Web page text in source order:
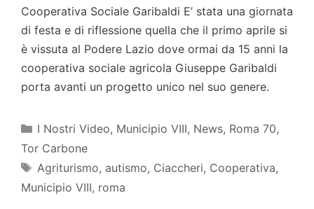
Cooperativa Sociale Garibaldi E’ stata una giornata
di festa e di riflessione quella che il primo aprile si
è vissuta al Podere Lazio dove ormai da 15 anni la
cooperativa sociale agricola Giuseppe Garibaldi
porta avanti un progetto unico nel suo genere.
Categorie
I Nostri Video, Municipio VIII, News, Roma 70,
Tor Carbone
Tag
Agriturismo, autismo, Ciaccheri, Cooperativa,
Municipio VIII, roma